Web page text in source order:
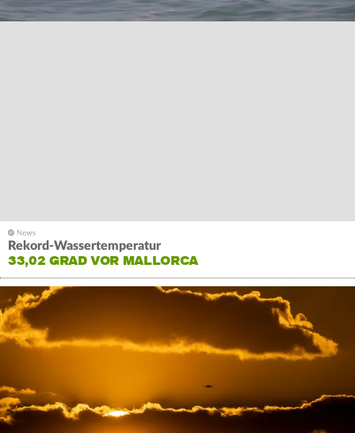
Rekord-Wassertemperatur
33,02 GRAD VOR MALLORCA